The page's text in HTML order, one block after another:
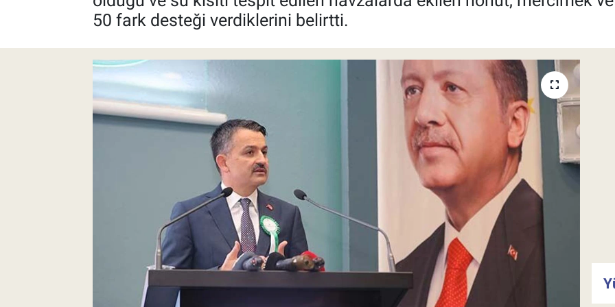
50 fark desteği verdiklerini belirtti.
Pankobirlik
Et fiyatları
Tarım Bilgisi
Yetiştirici Soruyor
Şeker ve Şekerli Mamüller
Tahıllar ve Baklagiller